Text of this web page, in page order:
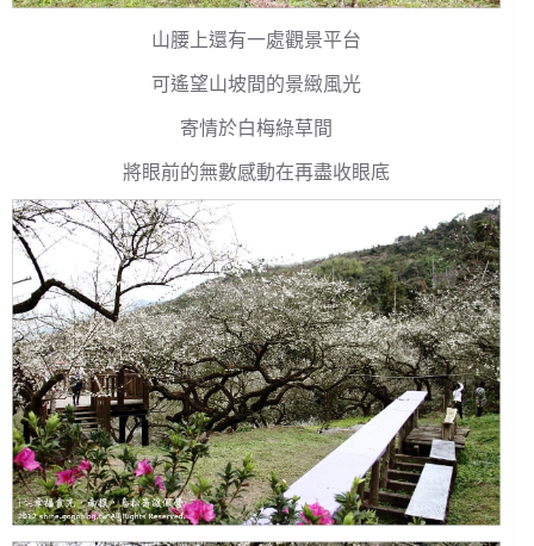
山腰上還有一處觀景平台
可遙望山坡間的景緻風光
寄情於白梅綠草間
將眼前的無數感動在再盡收眼底